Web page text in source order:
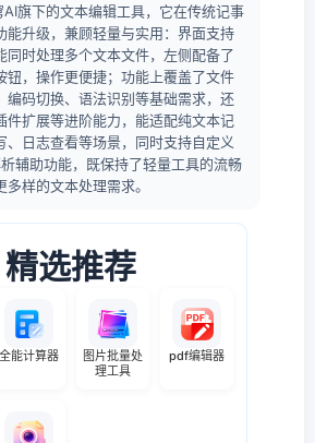
旗下的文本编辑工具，它在传统记事
能升级，兼顾轻量与实用：界面支持
同时处理多个文本文件，左侧配备了
钮，操作更便捷；功能上覆盖了文件
编码切换、语法识别等基础需求，还
件扩展等进阶能力，能适配纯文本记
、日志查看等场景，同时支持自定义
辅助功能，既保持了轻量工具的流畅
样的文本处理需求。
精选推荐
全能计算器
图片批量处
理工具
pdf编辑器